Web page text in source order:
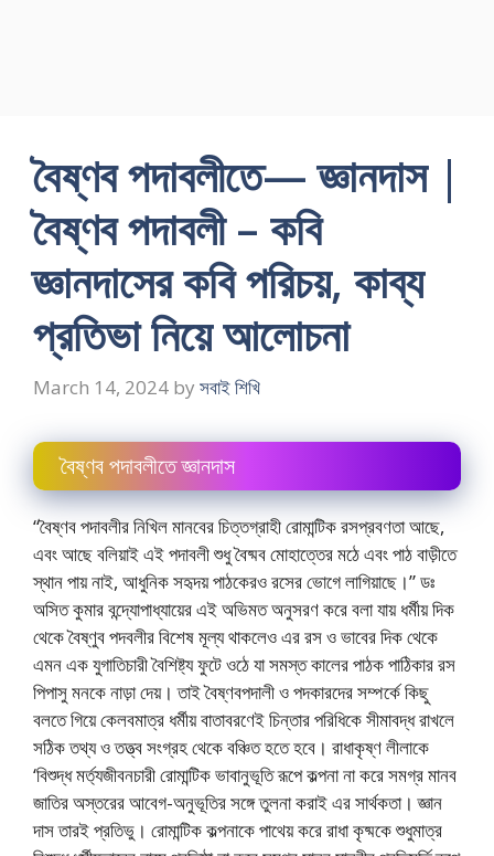
বৈষ্ণব পদাবলীতে— জ্ঞানদাস |
বৈষ্ণব পদাবলী – কবি
জ্ঞানদাসের কবি পরিচয়, কাব্য
প্রতিভা নিয়ে আলোচনা
March 14, 2024 by সবাই শিখি
বৈষ্ণব পদাবলীতে জ্ঞানদাস
“বৈষ্ণব পদাবলীর নিখিল মানবের চিত্তগ্রাহী রোমান্টিক রসপ্রবণতা আছে,
এবং আছে বলিয়াই এই পদাবলী শুধু বৈষ্মব মোহাত্তের মঠে এবং পাঠ বাড়ীতে
স্থান পায় নাই, আধুনিক সহৃদয় পাঠকেরও রসের ভোগে লাগিয়াছে।” ডঃ
অসিত কুমার বন্দ্যোপাধ্যায়ের এই অভিমত অনুসরণ করে বলা যায় ধর্মীয় দিক
থেকে বৈষ্ণুব পদবলীর বিশেষ মূল্য থাকলেও এর রস ও ভাবের দিক থেকে
এমন এক যুগাতিচারী বৈশিষ্ট্য ফুটে ওঠে যা সমস্ত কালের পাঠক পাঠিকার রস
পিপাসু মনকে নাড়া দেয়। তাই বৈষ্ণবপদালী ও পদকারদের সম্পর্কে কিছু
বলতে গিয়ে কেলবমাত্র ধর্মীয় বাতাবরণেই চিন্তার পরিধিকে সীমাবদ্ধ রাখলে
সঠিক তথ্য ও তত্ত্ব সংগ্রহ থেকে বঞ্চিত হতে হবে। রাধাকৃষ্ণ লীলাকে
‘বিশুদ্ধ মর্ত্যজীবনচারী রোমান্টিক ভাবানুভূতি রূপে কল্পনা না করে সমগ্র মানব
জাতির অস্তরের আবেগ-অনুভূতির সঙ্গে তুলনা করাই এর সার্থকতা। জ্ঞান
দাস তারই প্রতিভু। রোমান্টিক কল্পনাকে পাথেয় করে রাধা কৃষ্মকে শুধুমাত্র